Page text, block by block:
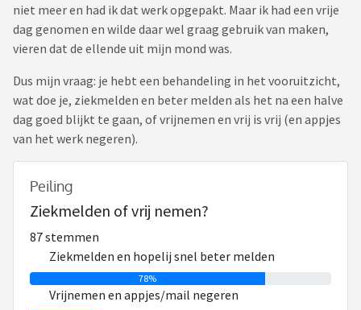
niet meer en had ik dat werk opgepakt. Maar ik had een vrije
dag genomen en wilde daar wel graag gebruik van maken,
vieren dat de ellende uit mijn mond was.
Dus mijn vraag: je hebt een behandeling in het vooruitzicht,
wat doe je, ziekmelden en beter melden als het na een halve
dag goed blijkt te gaan, of vrijnemen en vrij is vrij (en appjes
van het werk negeren).
Peiling
Ziekmelden of vrij nemen?
87 stemmen
Ziekmelden en hopelij snel beter melden
78%
Vrijnemen en appjes/mail negeren